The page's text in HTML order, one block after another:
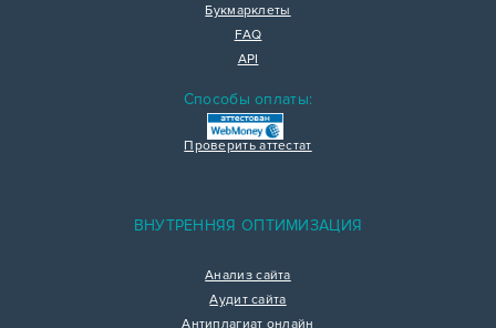
Букмарклеты
FAQ
API
Способы оплаты:
Проверить аттестат
ВНУТРЕННЯЯ ОПТИМИЗАЦИЯ
Анализ сайта
Аудит сайта
Антиплагиат онлайн